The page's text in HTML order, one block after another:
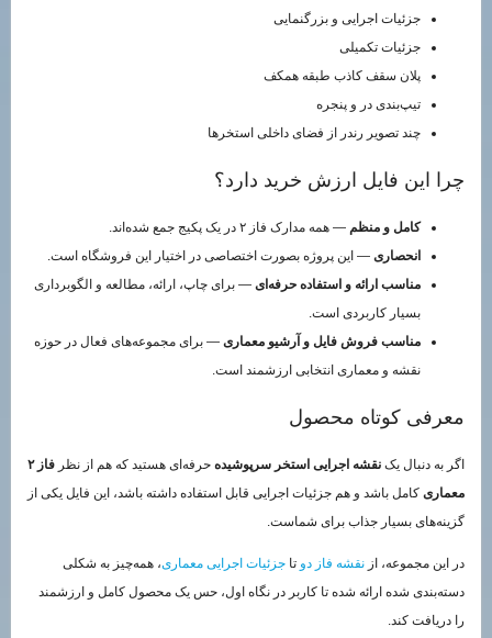
جزئیات اجرایی و بزرگنمایی
جزئیات تکمیلی
پلان سقف کاذب طبقه همکف
تیپ‌بندی در و پنجره
چند تصویر رندر از فضای داخلی استخرها
چرا این فایل ارزش خرید دارد؟
کامل و منظم — همه مدارک فاز ۲ در یک پکیج جمع شده‌اند.
انحصاری — این پروژه بصورت اختصاصی در اختیار این فروشگاه است.
مناسب ارائه و استفاده حرفه‌ای — برای چاپ، ارائه، مطالعه و الگوبرداری
بسیار کاربردی است.
مناسب فروش فایل و آرشیو معماری — برای مجموعه‌های فعال در حوزه
نقشه و معماری انتخابی ارزشمند است.
معرفی کوتاه محصول
اگر به دنبال یک نقشه اجرایی استخر سرپوشیده حرفه‌ای هستید که هم از نظر
فاز ۲
معماری کامل باشد و هم جزئیات اجرایی قابل استفاده داشته باشد، این فایل یکی از
گزینه‌های بسیار جذاب برای شماست.
در این مجموعه، از نقشه فاز دو تا جزئیات اجرایی معماری، همه‌چیز به شکلی
دسته‌بندی شده ارائه شده تا کاربر در نگاه اول، حس یک محصول کامل و ارزشمند
را دریافت کند.